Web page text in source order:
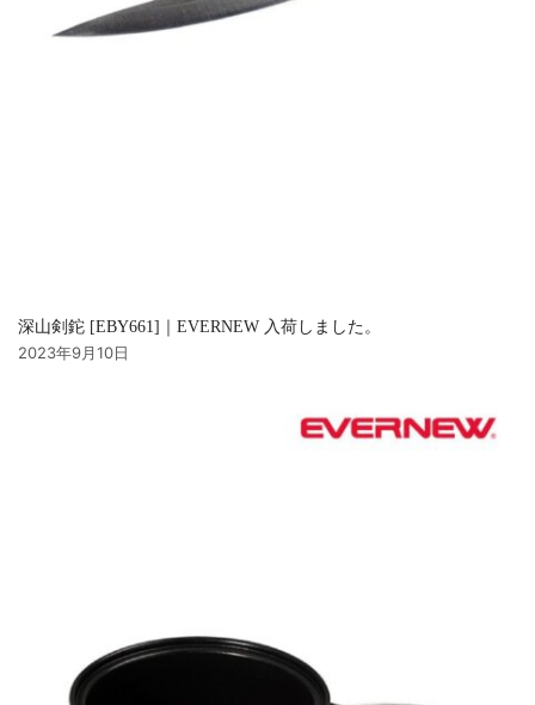
深山剣鉈 [EBY661]｜EVERNEW 入荷しました。
2023年9月10日